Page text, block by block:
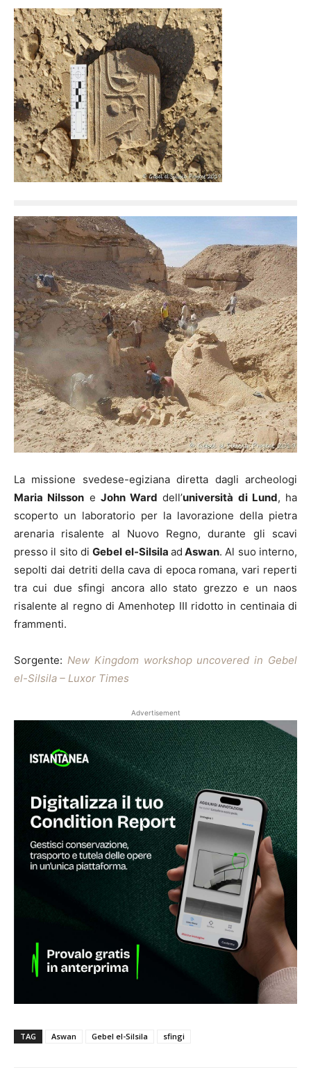
La missione svedese-egiziana diretta dagli archeologi
Maria Nilsson e John Ward dell’università di Lund, ha
scoperto un laboratorio per la lavorazione della pietra
arenaria risalente al Nuovo Regno, durante gli scavi
presso il sito diGebel el-Silsila ad Aswan. Al suo interno,
sepolti dai detriti della cava di epoca romana, vari reperti
tra cui due sfingi ancora allo stato grezzo e un naos
risalente al regno di Amenhotep III ridotto in centinaia di
frammenti.
Sorgente: New Kingdom workshop uncovered in Gebel
el-Silsila – Luxor Times
Advertisement
TAG Aswan Gebel el-Silsila sfingi